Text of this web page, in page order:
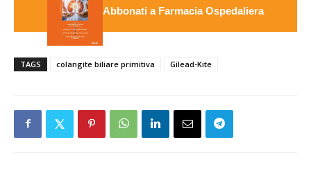
Abbonati a Farmacia Ospedaliera
TAGS colangite biliare primitiva Gilead-Kite